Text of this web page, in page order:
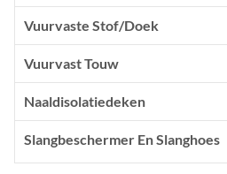
Vuurvaste Stof/doek
Vuurvast Touw
Naaldisolatiedeken
Slangbeschermer En Slanghoes